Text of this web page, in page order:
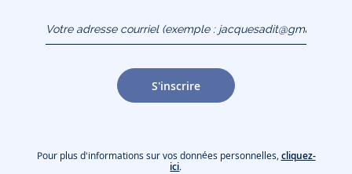
(exemple :
jacquesadit@gmail.com)
S'inscrire
Pour plus d'informations sur vos données personnelles, cliquez-
ici.